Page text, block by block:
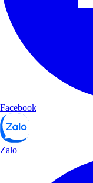
Facebook
Zalo